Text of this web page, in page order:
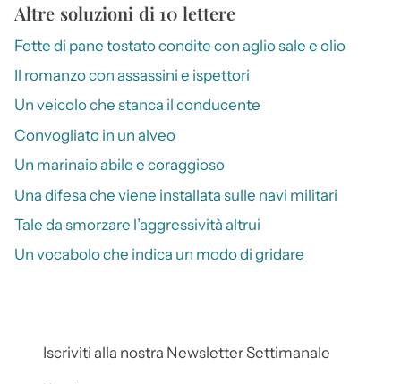
Altre soluzioni di 10 lettere
Fette di pane tostato condite con aglio sale e olio
Il romanzo con assassini e ispettori
Un veicolo che stanca il conducente
Convogliato in un alveo
Un marinaio abile e coraggioso
Una difesa che viene installata sulle navi militari
Tale da smorzare l’aggressività altrui
Un vocabolo che indica un modo di gridare
Iscriviti alla nostra Newsletter Settimanale